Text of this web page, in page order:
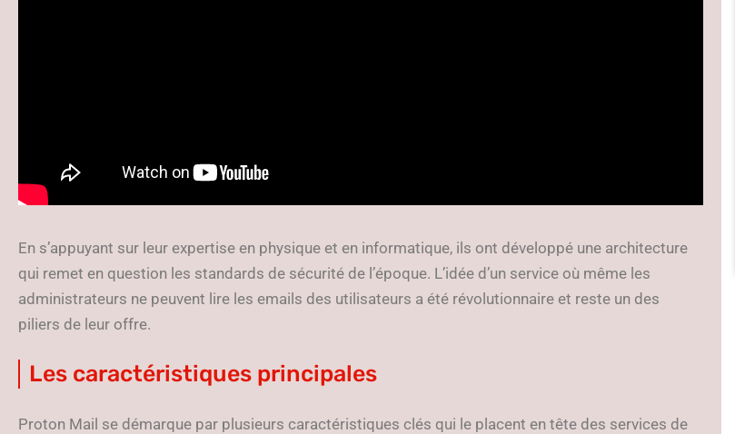
En s’appuyant sur leur expertise en physique et en informatique, ils ont développé une architecture
qui remet en question les standards de sécurité de l’époque. L’idée d’un service où même les
administrateurs ne peuvent lire les emails des utilisateurs a été révolutionnaire et reste un des
piliers de leur offre.
Les caractéristiques principales
Proton Mail se démarque par plusieurs caractéristiques clés qui le placent en tête des services de